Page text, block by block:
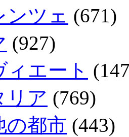
ンツェ (671)
(927)
ィエート
リア (769)
の都市 (443)